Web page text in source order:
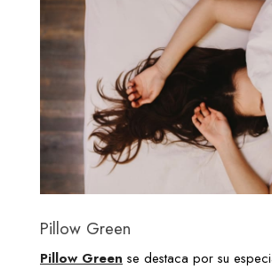
Pillow Green
Pillow Green se destaca por su